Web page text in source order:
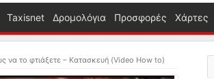
Taxisnet Δρομολόγια Προσφορές Χάρτες
να το φτιάξετε – Κατασκευή (Video How to)